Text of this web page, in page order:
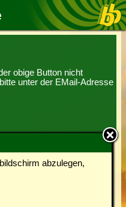
abzulegen,